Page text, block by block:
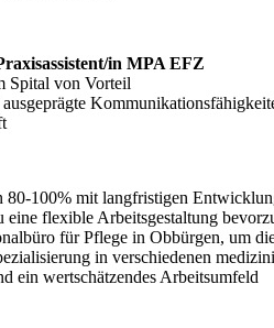
in MPA EFZ
Spital von Vorteil
100% mit langfristigen
flexible Arbeitsgestaltung
für Pflege in Obbürgen, um
in verschiedenen
ein wertschätzendes Arbeitsumfeld